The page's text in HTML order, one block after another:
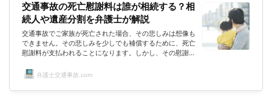
交通事故の死亡慰謝料は誰が相続する？相
続人や遺産分割を弁護士が解説
交通事故でご家族が死亡された場合、その悲しみは想像も
できません。その悲しみを少しでも補償するために、死亡
慰謝料が支払われることになります。しかし、その慰謝料
の？と、わからないことばかりです。悲しいことですが、
に加え、そのような事態で争わないためにも、交通事故に
弁護士交通事故.com